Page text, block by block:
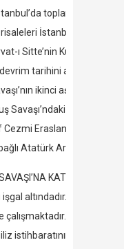
toplanan
İstanbul
ı Sitte’nin Kurtuluş
devrim tarihini alt üst
ikinci aşaması
Savaşı’ndaki rolünü
Cezmi Eraslan, adeta
Atatürk Araştırmaları
KATKISI MASALI
işgal altındadır. Mustafa
İngiliz
istihbaratının desteğiyle